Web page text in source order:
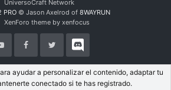
UniversoCraft Network
PRO© Jason Axelrod of 8WAYRUN
XenForo theme by xenfocus
ayudar a personalizar el contenido, adaptar tu
conectado si te has registrado.